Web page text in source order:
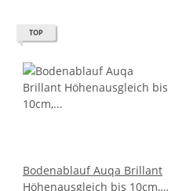
TOP
Bodenablauf Auqa Brillant
Höhenausgleich bis 10cm,